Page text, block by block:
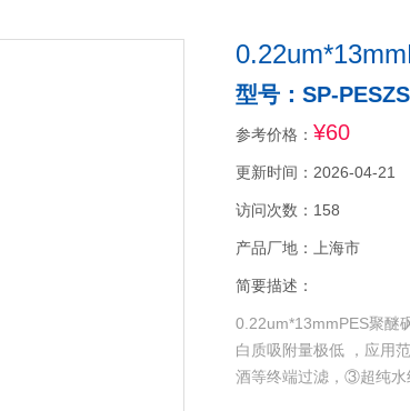
型号：SP-
参考价格： ¥60
更新时间：2026-04-21
访问次数：158
产品厂地：上海市
简要描述：
0.22um*13mmPES聚醚
白质吸附量极低 ，应用
酒等终端过滤，③超纯水